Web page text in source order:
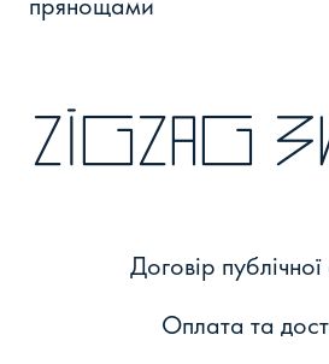
zigzag
Договір
Оплата та